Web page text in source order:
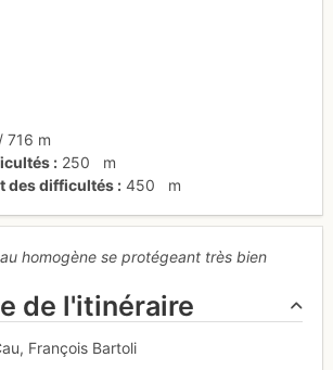
/ 716 m
250
m
des difficultés
450 m
homogène se protégeant très bien
de l'itinéraire
François Bartoli